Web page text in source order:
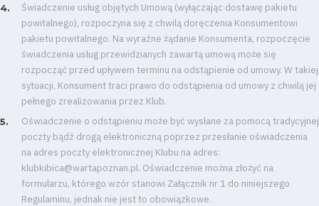
Plan
2024-
27
ESG
Strategy
2024-
Świadczenie usług objętych Umową (wyłączając dostawę pakietu
powitalnego), rozpoczyna się z chwilą doręczenia Konsumentowi
pakietu powitalnego. Na wyraźne żądanie Konsumenta, rozpoczęcie
świadczenia usług przewidzianych zawartą umową może się
rozpocząć przed upływem terminu na odstąpienie od umowy. W takiej
sytuacji, Konsument traci prawo do odstąpienia od umowy z chwilą jej
pełnego zrealizowania przez Klub.
Oświadczenie o odstąpieniu może być wysłane za pomocą tradycyjnej
poczty bądź drogą elektroniczną poprzez przesłanie oświadczenia
na adres poczty elektronicznej Klubu na adres:
klubkibica@wartapoznan.pl. Oświadczenie można złożyć na
formularzu, którego wzór stanowi Załącznik nr 1 do niniejszego
Regulaminu, jednak nie jest to obowiązkowe.